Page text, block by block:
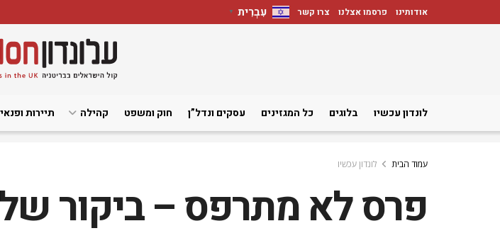
אודותינו פרסמו אצלנו צרו קשר עִבְרִית ▼
לונדון עכשיו בלוגים כל המגזינים עסקים ונדל”ן חוק ומשפט קהילה תיירות ופנאי
עמוד הבית לונדון עכשיו
פרס לא מתרפס – ביקור